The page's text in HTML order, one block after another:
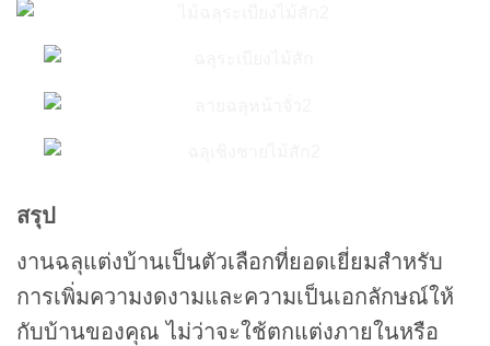
สรุป
งานฉลุแต่งบ้านเป็นตัวเลือกที่ยอดเยี่ยมสำหรับ
การเพิ่มความงดงามและความเป็นเอกลักษณ์ให้
กับบ้านของคุณ ไม่ว่าจะใช้ตกแต่งภายในหรือ